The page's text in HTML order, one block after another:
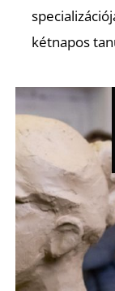
kétnapos